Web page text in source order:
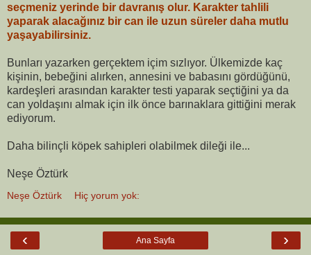
seçmeniz yerinde bir davranış olur. Karakter tahlili
yaparak alacağınız bir can ile uzun süreler daha mutlu
yaşayabilirsiniz.
Bunları yazarken gerçektem içim sızlıyor. Ülkemizde kaç
kişinin, bebeğini alırken, annesini ve babasını gördüğünü,
kardeşleri arasından karakter testi yaparak seçtiğini ya da
can yoldaşını almak için ilk önce barınaklara gittiğini merak
ediyorum.
Daha bilinçli köpek sahipleri olabilmek dileği ile...
Neşe Öztürk
Neşe Öztürk Hiç yorum yok:
‹ ›
Ana Sayfa